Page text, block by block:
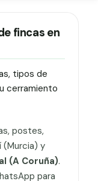
fincas en
tipos de
cerramiento
postes,
(Murcia) y
(A Coruña).
para